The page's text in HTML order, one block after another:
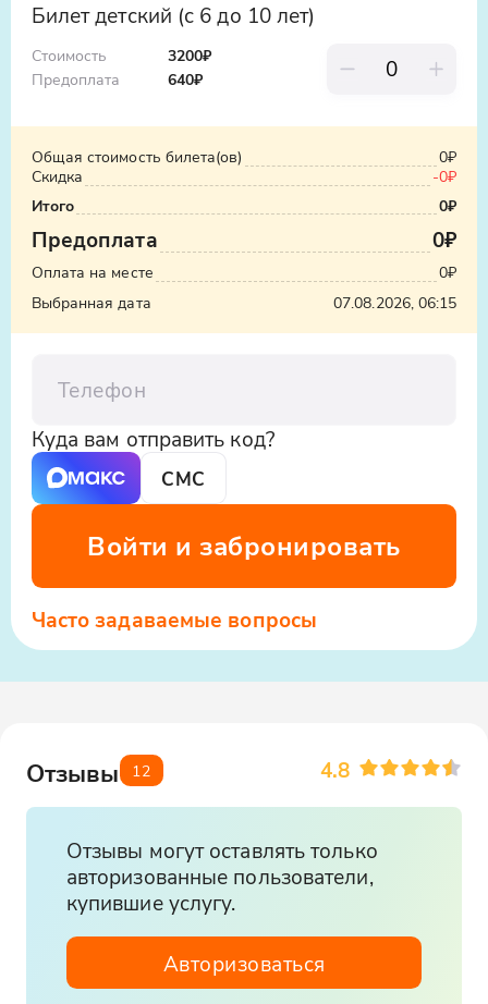
матери как символа заботы и силы.
Выезд в Махачкалу
Вы вернётесь в Махачкалу с яркими
личном путешествии по Кавказу. Вы
увезёте с собой вдохновение от
увиденного и услышанного.
Билет детский (с 6 до 10 лет)
Стоимость
Предоплата
3200₽
640₽
Общая стоимость билета(ов)
0₽
Скидка
-0₽
Итого
0₽
Предоплата 0₽
Оплата на месте
0₽
Выбранная дата
07.08.2026, 06:15
Куда вам отправить код?
СМС
Войти и забронировать
Часто задаваемые вопросы
Отзывы 12 4.8
Отзывы могут оставлять только
авторизованные пользователи,
купившие услугу.
Авторизоваться